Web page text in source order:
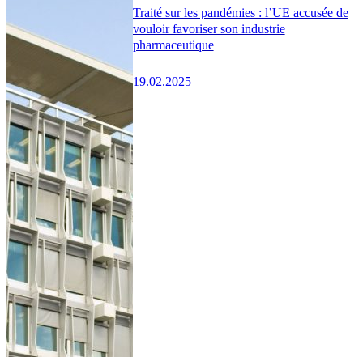
Traité sur les pandémies : l’UE accusée de
vouloir favoriser son industrie
pharmaceutique
19.02.2025